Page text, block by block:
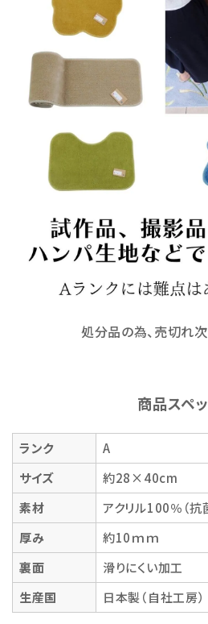
処分品の為、売切れ次
商品スペ
ランク
A
サイズ
約28×40cm
素材
アクリル100％（抗
厚み
約10ｍｍ
裏面
滑りにくい加工
生産国
日本製（自社工房）